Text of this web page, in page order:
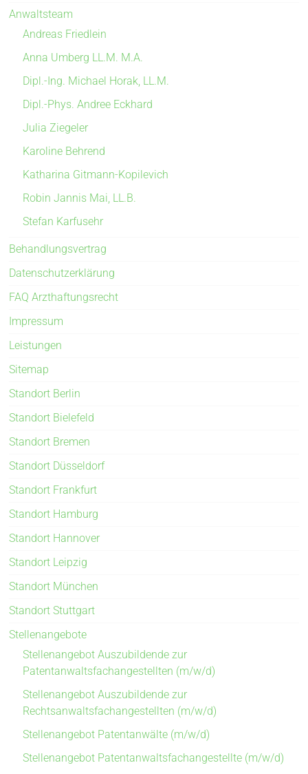
Anwaltsteam
Andreas Friedlein
Anna Umberg LL.M. M.A.
Dipl.-Ing. Michael Horak, LL.M.
Dipl.-Phys. Andree Eckhard
Julia Ziegeler
Karoline Behrend
Katharina Gitmann-Kopilevich
Robin Jannis Mai, LL.B.
Stefan Karfusehr
Behandlungsvertrag
Datenschutzerklärung
FAQ Arzthaftungsrecht
Impressum
Leistungen
Sitemap
Standort Berlin
Standort Bielefeld
Standort Bremen
Standort Düsseldorf
Standort Frankfurt
Standort Hamburg
Standort Hannover
Standort Leipzig
Standort München
Standort Stuttgart
Stellenangebote
Stellenangebot Auszubildende zur
Patentanwaltsfachangestellten (m/w/d)
Stellenangebot Auszubildende zur
Rechtsanwaltsfachangestellten (m/w/d)
Stellenangebot Patentanwälte (m/w/d)
Stellenangebot Patentanwaltsfachangestellte (m/w/d)